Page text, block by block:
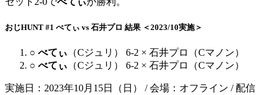
おじHUNT #1 べてぃ vs 石井プロ 結果 ＜2023/10実施＞
○ べてぃ （Cジュリ） 6-2 × 石井プロ（Cマノン）
○ べてぃ （Cジュリ） 6-2 × 石井プロ（Cマノン）
実施日：2023年10月15日（日） / 会場：オフライン / 配信